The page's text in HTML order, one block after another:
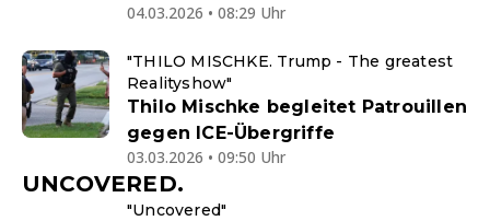
04.03.2026 • 08:29 Uhr
"THILO MISCHKE. Trump - The greatest
Realityshow"
Thilo Mischke begleitet Patrouillen
gegen ICE-Übergriffe
03.03.2026 • 09:50 Uhr
UNCOVERED.
"Uncovered"